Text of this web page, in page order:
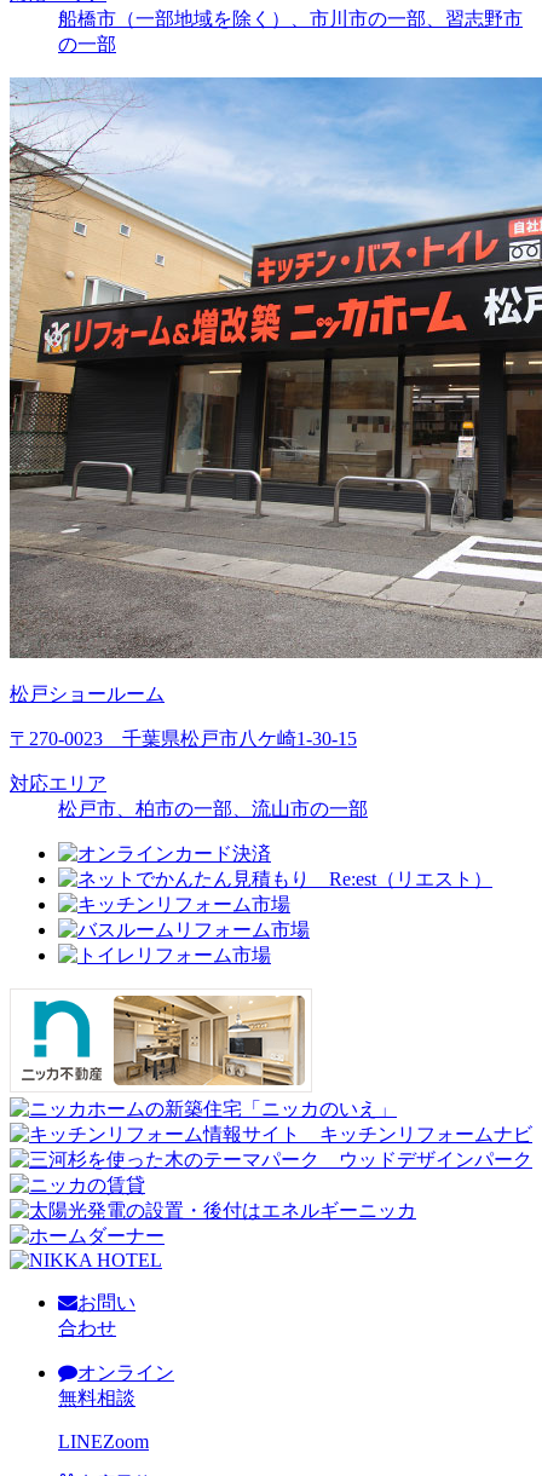
船橋市（一部地域を除く）、市川市の一部、習志野市
の一部
松戸ショールーム
〒270-0023 千葉県松戸市八ケ崎1-30-15
対応エリア
松戸市、柏市の一部、流山市の一部
お問い
合わせ
オンライン
無料相談
LINEZoom